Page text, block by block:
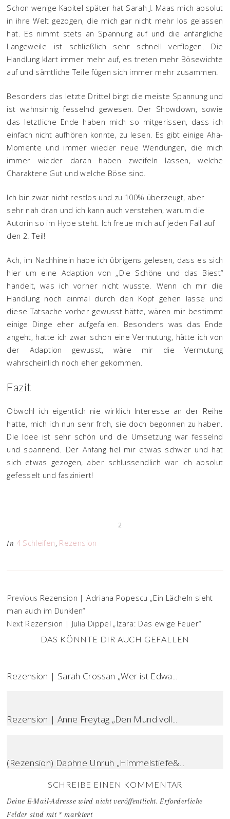
Schon wenige Kapitel später hat Sarah J. Maas mich absolut
in ihre Welt gezogen, die mich gar nicht mehr los gelassen
hat. Es nimmt stets an Spannung auf und die anfängliche
Langeweile ist schließlich sehr schnell verflogen. Die
Handlung klart immer mehr auf, es treten mehr Bösewichte
auf und sämtliche Teile fügen sich immer mehr zusammen.
Besonders das letzte Drittel birgt die meiste Spannung und
ist wahnsinnig fesselnd gewesen. Der Showdown, sowie
das letztliche Ende haben mich so mitgerissen, dass ich
einfach nicht aufhören konnte, zu lesen. Es gibt einige Aha-
Momente und immer wieder neue Wendungen, die mich
immer wieder daran haben zweifeln lassen, welche
Charaktere Gut und welche Böse sind.
Ich bin zwar nicht restlos und zu 100% überzeugt, aber
sehr nah dran und ich kann auch verstehen, warum die
Autorin so im Hype steht. Ich freue mich auf jeden Fall auf
den 2. Teil!
Ach, im Nachhinein habe ich übrigens gelesen, dass es sich
hier um eine Adaption von „Die Schöne und das Biest“
handelt, was ich vorher nicht wusste. Wenn ich mir die
Handlung noch einmal durch den Kopf gehen lasse und
diese Tatsache vorher gewusst hätte, wären mir bestimmt
einige Dinge eher aufgefallen. Besonders was das Ende
angeht, hatte ich zwar schon eine Vermutung, hätte ich von
der Adaption gewusst, wäre mir die Vermutung
wahrscheinlich noch eher gekommen.
Fazit
Obwohl ich eigentlich nie wirklich Interesse an der Reihe
hatte, mich ich nun sehr froh, sie doch begonnen zu haben.
Die Idee ist sehr schön und die Umsetzung war fesselnd
und spannend. Der Anfang fiel mir etwas schwer und hat
sich etwas gezogen, aber schlussendlich war ich absolut
gefesselt und fasziniert!
2
In 4 Schleifen, Rezension
Previous Rezension | Adriana Popescu „Ein Lächeln sieht
man auch im Dunklen“
Next Rezension | Julia Dippel „Izara: Das ewige Feuer“
DAS KÖNNTE DIR AUCH GEFALLEN
Rezension | Sarah Crossan „Wer ist Edwa...
Rezension | Anne Freytag „Den Mund voll...
(Rezension) Daphne Unruh „Himmelstiefe&...
SCHREIBE EINEN KOMMENTAR
Deine E-Mail-Adresse wird nicht veröffentlicht. Erforderliche
Felder sind mit *markiert